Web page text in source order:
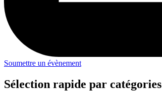
Soumettre un évènement
Sélection rapide par catégories